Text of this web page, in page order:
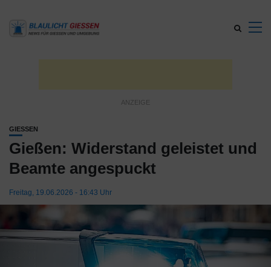
GIESSEN
Gießen: Widerstand geleistet und
Beamte angespuckt
Freitag, 19.06.2026 - 16:43 Uhr